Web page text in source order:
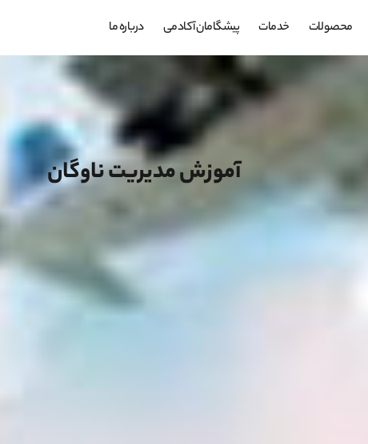
محصولات خدمات پیشگامان آکادمی درباره ما
آموزش مدیریت ناوگان